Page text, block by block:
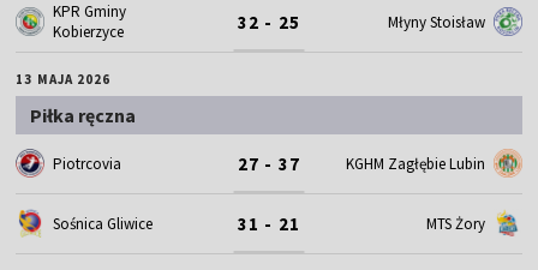
KPR Gminy
Kobierzyce
32 - 25 Młyny Stoisław
13 MAJA 2026
Piłka ręczna
Piotrcovia 27 - 37 KGHM Zagłębie Lubin
Sośnica Gliwice 31 - 21 MTS Żory